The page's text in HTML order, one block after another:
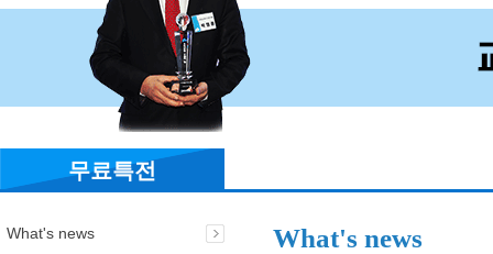
무료특전
What's news What's news